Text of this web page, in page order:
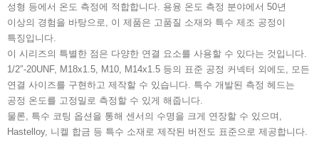
성형 등에서 온도 측정에 적합합니다. 용융 온도 측정 분야에서 50년
이상의 경험을 바탕으로, 이 제품은 고품질 소재와 특수 제조 공정이
특징입니다.
이 시리즈의 특별한 점은 다양한 연결 요소를 사용할 수 있다는 것입니다.
1/2″-20UNF, M18x1.5, M10, M14x1.5 등의 표준 공정 커넥터 외에도, 모든
연결 사이즈를 구현하고 제작할 수 있습니다. 특수 개발된 측정 헤드는
공정 온도를 고정밀로 측정할 수 있게 해줍니다.
물론, 특수 코팅 옵션을 통해 센서의 수명을 크게 연장할 수 있으며,
Hastelloy, 니켈 합금 등 특수 소재로 제작된 버전도 표준으로 제공합니다.